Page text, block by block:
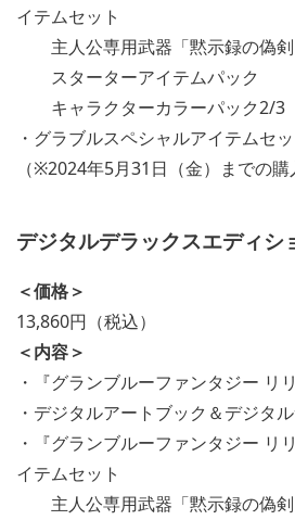
イテムセット
主人公専用武器「黙示録の偽剣
スターターアイテムパック
キャラクターカラーパック2/3
・グラブルスペシャルアイテムセ
（※2024年5月31日（金）までの購
デジタルデラックスエディシ
＜価格＞
13,860円（税込）
＜内容＞
・『グランブルーファンタジー リ
・デジタルアートブック＆デジタ
・『グランブルーファンタジー リ
イテムセット
主人公専用武器「黙示録の偽剣